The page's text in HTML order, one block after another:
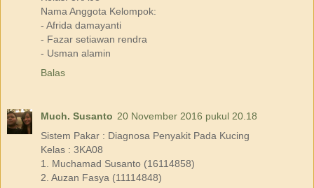
Nama Anggota Kelompok:
- Afrida damayanti
- Fazar setiawan rendra
- Usman alamin
Balas
Much. Susanto 20 November 2016 pukul 20.18
Sistem Pakar : Diagnosa Penyakit Pada Kucing
Kelas : 3KA08
1. Muchamad Susanto (16114858)
2. Auzan Fasya (11114848)